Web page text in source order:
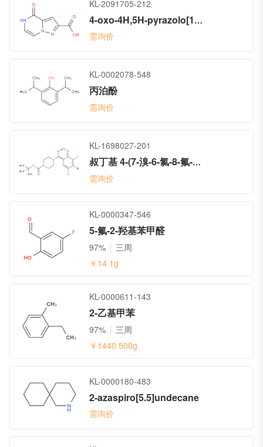
KL-2091705-212
4-oxo-4H,5H-pyrazolo[1,5-a]pyrazine-2-carboxylic acid
需询价
KL-0002078-548
丙泊酚
需询价
KL-1698027-201
叔丁基 4-(7-溴-6-氯-8-氟-4-喹唑啉基)-1-哌嗪甲酸酯
需询价
KL-0000347-546
5-氟-2-羟基苯甲醛
97%
三周
￥14 1g
KL-0000611-143
2-乙基甲苯
97%
三周
￥1440 500g
KL-0000180-483
2-azaspiro[5.5]undecane
需询价